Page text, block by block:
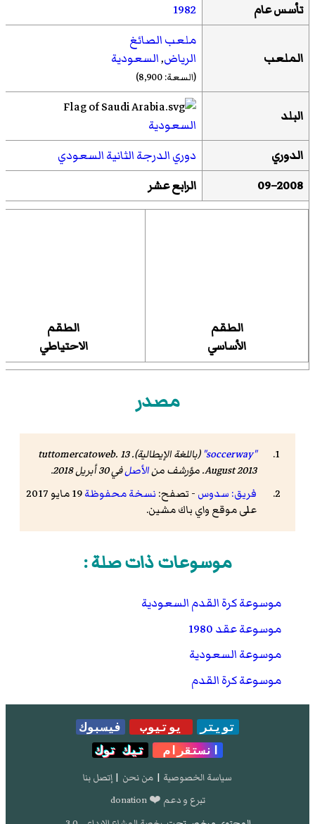
تأسس عام
1982
الملعب
ملعب الصائغ
الرياض,السعودية
(السعة: 8,900)
البلد
السعودية
الدوري
دوري الدرجة الثانية السعودي
2008–09
الرابع عشر
الطقم
الأساسي
الطقم
الاحتياطي
مصدر
"soccerway"
(باللغة الإيطالية). tuttomercatoweb. 13
August 2013. مؤرشف من
الأصلفي 30 أبريل 2018
.
فريق: سدوس - تصفح: نسخة محفوظة
19 مايو 2017
على موقع واي باك مشين.
موسوعات ذات صلة :
موسوعة كرة القدم السعودية
موسوعة عقد 1980
موسوعة السعودية
موسوعة كرة القدم
تويتر يوتيوب
فيسبوك
انستقرام
تيك توك
سياسة الخصوصية | من نحن | إتصل بنا
تبرع و دعم ❤️ donation